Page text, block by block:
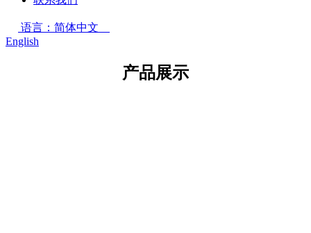
语言：简体中文
English
产品展示